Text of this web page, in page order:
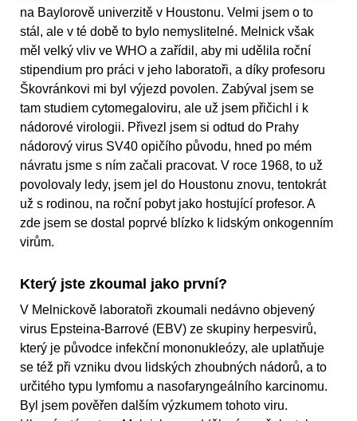
na Baylorově univerzitě v Houstonu. Velmi jsem o to
stál, ale v té době to bylo nemyslitelné. Melnick však
měl velký vliv ve WHO a zařídil, aby mi udělila roční
stipendium pro práci v jeho laboratoři, a díky profesoru
Škovránkovi mi byl výjezd povolen. Zabýval jsem se
tam studiem cytomegaloviru, ale už jsem přičichl i k
nádorové virologii. Přivezl jsem si odtud do Prahy
nádorový virus SV40 opičího původu, hned po mém
návratu jsme s ním začali pracovat. V roce 1968, to už
povolovaly ledy, jsem jel do Houstonu znovu, tentokrát
už s rodinou, na roční pobyt jako hostující profesor. A
zde jsem se dostal poprvé blízko k lidským onkogenním
virům.
Který jste zkoumal jako první?
V Melnickově laboratoři zkoumali nedávno objevený
virus Epsteina-Barrové (EBV) ze skupiny herpesvirů,
který je původce infekční mononukleózy, ale uplatňuje
se též při vzniku dvou lidských zhoubných nádorů, a to
určitého typu lymfomu a nasofaryngeálního karcinomu.
Byl jsem pověřen dalším výzkumem tohoto viru.